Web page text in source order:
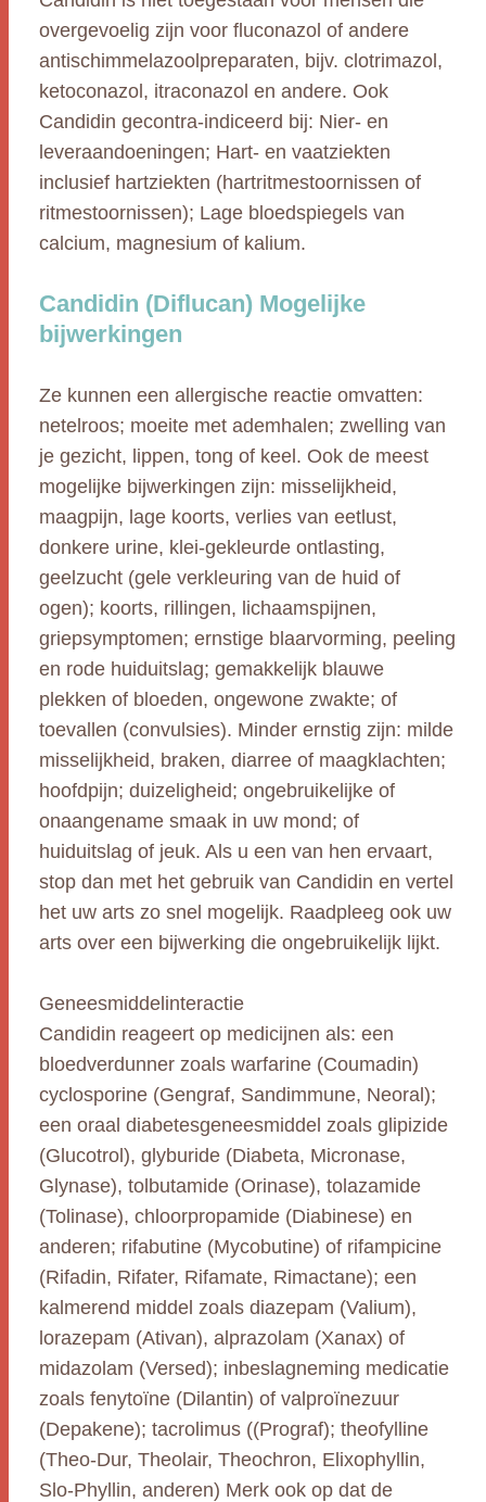
overgevoelig zijn voor fluconazol of andere
antischimmelazoolpreparaten, bijv. clotrimazol,
ketoconazol, itraconazol en andere. Ook
Candidin gecontra-indiceerd bij: Nier- en
leveraandoeningen; Hart- en vaatziekten
inclusief hartziekten (hartritmestoornissen of
ritmestoornissen); Lage bloedspiegels van
calcium, magnesium of kalium.
Candidin (Diflucan) Mogelijke
bijwerkingen
Ze kunnen een allergische reactie omvatten:
netelroos; moeite met ademhalen; zwelling van
je gezicht, lippen, tong of keel. Ook de meest
mogelijke bijwerkingen zijn: misselijkheid,
maagpijn, lage koorts, verlies van eetlust,
donkere urine, klei-gekleurde ontlasting,
geelzucht (gele verkleuring van de huid of
ogen); koorts, rillingen, lichaamspijnen,
griepsymptomen; ernstige blaarvorming, peeling
en rode huiduitslag; gemakkelijk blauwe
plekken of bloeden, ongewone zwakte; of
toevallen (convulsies). Minder ernstig zijn: milde
misselijkheid, braken, diarree of maagklachten;
hoofdpijn; duizeligheid; ongebruikelijke of
onaangename smaak in uw mond; of
huiduitslag of jeuk. Als u een van hen ervaart,
stop dan met het gebruik van Candidin en vertel
het uw arts zo snel mogelijk. Raadpleeg ook uw
arts over een bijwerking die ongebruikelijk lijkt.
Geneesmiddelinteractie
Candidin reageert op medicijnen als: een
bloedverdunner zoals warfarine (Coumadin)
cyclosporine (Gengraf, Sandimmune, Neoral);
een oraal diabetesgeneesmiddel zoals glipizide
(Glucotrol), glyburide (Diabeta, Micronase,
Glynase), tolbutamide (Orinase), tolazamide
(Tolinase), chloorpropamide (Diabinese) en
anderen; rifabutine (Mycobutine) of rifampicine
(Rifadin, Rifater, Rifamate, Rimactane); een
kalmerend middel zoals diazepam (Valium),
lorazepam (Ativan), alprazolam (Xanax) of
midazolam (Versed); inbeslagneming medicatie
zoals fenytoïne (Dilantin) of valproïnezuur
(Depakene); tacrolimus ((Prograf); theofylline
(Theo-Dur, Theolair, Theochron, Elixophyllin,
Slo-Phyllin, anderen) Merk ook op dat de